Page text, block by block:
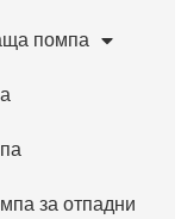
помпа
за отпадни